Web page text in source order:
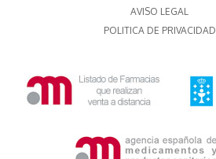
AVISO LEGAL
POLITICA DE PRIVACIDAD